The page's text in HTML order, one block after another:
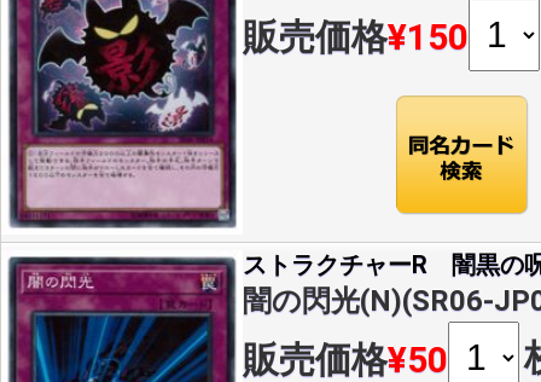
販売価格¥150
ストラクチャーR 闇黒の
闇の閃光(N)(SR06-
販売価格¥50